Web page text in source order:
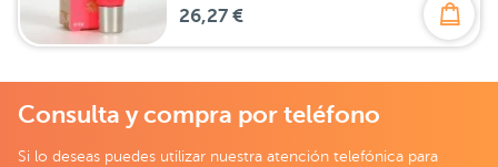
26,27 €
Consulta y compra por teléfono
Si lo deseas puedes utilizar nuestra atención telefónica para